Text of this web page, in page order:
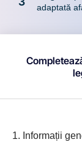
adaptată
1. Informații